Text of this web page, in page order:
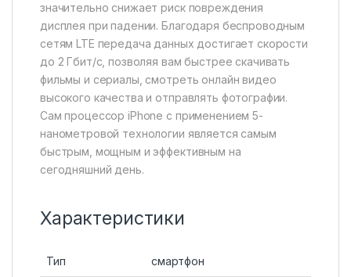
значительно снижает риск повреждения
дисплея при падении. Благодаря беспроводным
сетям LTE передача данных достигает скорости
до 2 Гбит/с, позволяя вам быстрее скачивать
фильмы и сериалы, смотреть онлайн видео
высокого качества и отправлять фотографии.
Сам процессор iPhone с применением 5-
нанометровой технологии является самым
быстрым, мощным и эффективным на
сегодняшний день.
Характеристики
Тип смартфон